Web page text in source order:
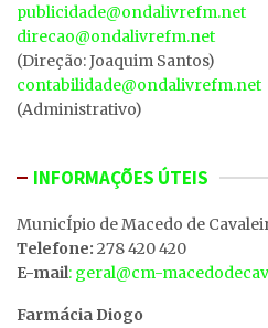
publicidade@ondalivrefm.net
direcao@ondalivrefm.net
(Direção: Joaquim Santos)
contabilidade@ondalivrefm.net
(Administrativo)
INFORMAÇÕES ÚTEIS
MunicÍpio de Macedo de
Telefone: 278 420 420
E-mail: geral@cm-
Farmácia Diogo